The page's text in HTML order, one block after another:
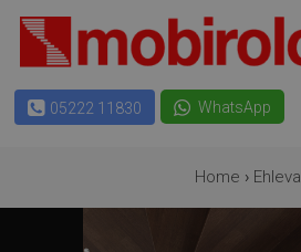
05222 11830 WhatsApp
Home › Ehleva